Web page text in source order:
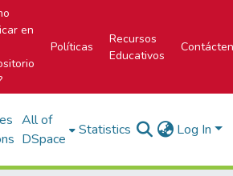
en
Políticas
Recursos
Educativos
All of
DSpace
Statistics Log In